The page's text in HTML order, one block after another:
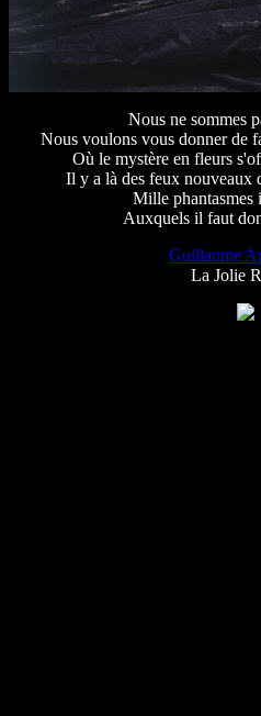
Nous ne sommes
Nous voulons vous donner de
Où le mystère en fleurs
Il y a là des feux nouveaux
Mille phantasmes
Auxquels il faut
Guillaume
La Jolie